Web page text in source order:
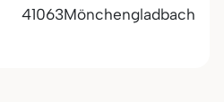
41063Mönchengladbach